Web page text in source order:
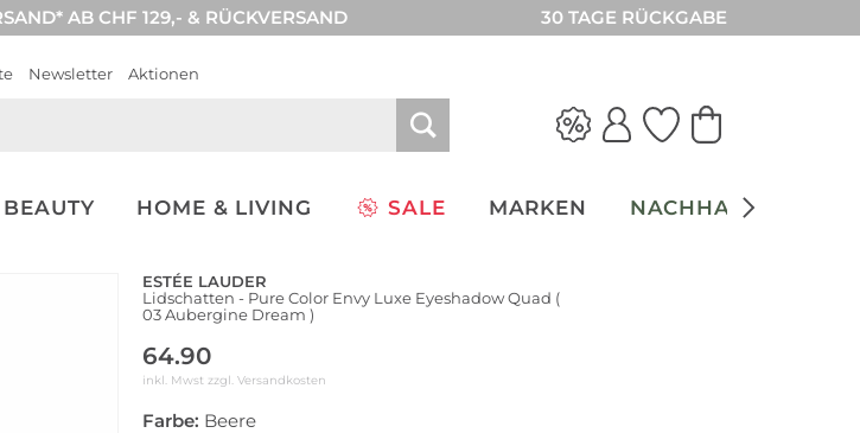
AB CHF 129,- & RÜCKVERSAND 30 TAGE RÜCKGABE
Newsletter Aktionen
BEAUTY HOME & LIVING SALE MARKEN NACHHALTIGKEIT
ESTÉE LAUDER
Lidschatten - Pure Color Envy Luxe Eyeshadow Quad (
03 Aubergine Dream )
64.90
inkl. Mwst zzgl. Versandkosten
Farbe: Beere